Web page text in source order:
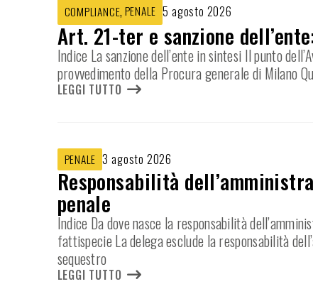
COMPLIANCE, PENALE 5 agosto 2026
Art. 21-ter e sanzione
Indice La sanzione dell’ente in sintesi Il punto
provvedimento della Procura generale di Milano
LEGGI TUTTO
PENALE 3 agosto 2026
Responsabilità
penale
Indice Da dove nasce la responsabilità
fattispecie La delega esclude la responsabilità
sequestro
LEGGI TUTTO